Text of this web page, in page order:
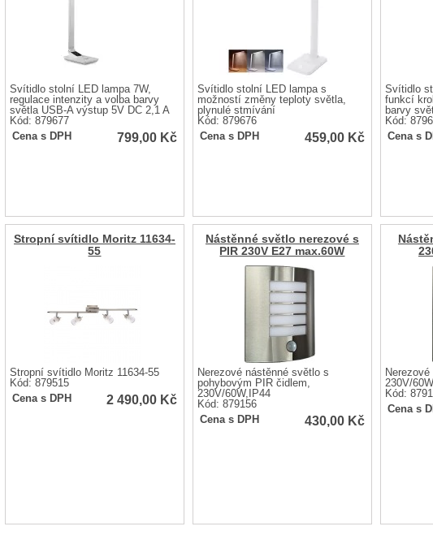
Svítidlo stolní LED lampa 7W,
regulace intenzity a volba barvy
světla USB-A výstup 5V DC 2,1 A
Kód: 879677
Cena s DPH
799,00 Kč
Svítidlo stolní LED lampa s
možností změny teploty světla,
plynulé stmívání
Kód: 879676
Cena s DPH
459,00 Kč
Svítidlo
funkcí
barvy
Kód:
Cena s
Stropní svítidlo Moritz 11634-
55
Stropní svítidlo Moritz 11634-55
Kód: 879515
Cena s DPH
2 490,00 Kč
Nástěnné světlo nerezové s
PIR 230V E27 max.60W
Nerezové nástěnné světlo s
pohybovým PIR čidlem,
230V/60W,IP44
Kód: 879156
Cena s DPH
430,00 Kč
230V/
Kód:
Cena s